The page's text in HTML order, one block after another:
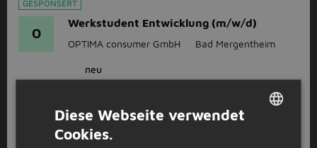
GESPONSERT
O
Werkstudent Entwicklung (m/w/d)
OPTIMA consumer GmbH Bad Mergentheim
neu
GESPONSERT
Werkstudent Recruiting (m/w/d)
Diese Webseite verwendet
Cookies.